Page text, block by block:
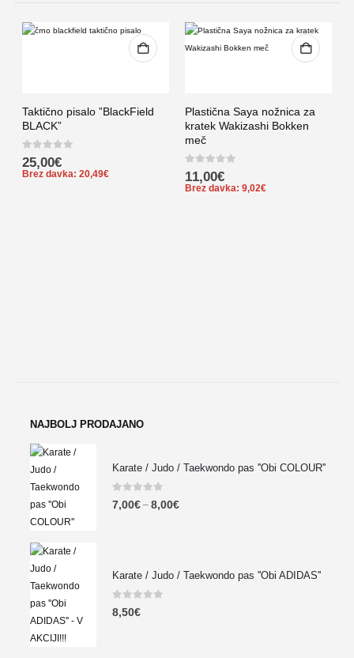
Taktično pisalo ”BlackField
BLACK”
0out of 5
25,00€
Brez davka: 20,49€
Plastična Saya nožnica za
kratek Wakizashi Bokken
meč
0 out of 5
11,00€
Brez davka: 9,02€
NAJBOLJ PRODAJANO
Karate / Judo / Taekwondo pas ''Obi COLOUR''
0out of 5
7,00€ – 8,00€
Karate / Judo / Taekwondo pas ''Obi ADIDAS''
0 out of 5
8,50€